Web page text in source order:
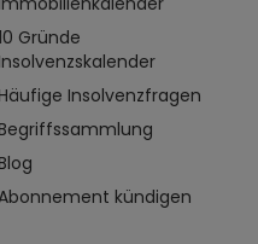
Gründe
Insolvenzfragen
kündigen